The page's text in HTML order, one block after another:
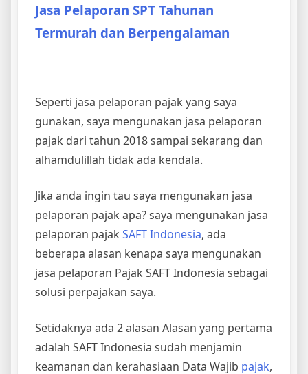
Jasa Pelaporan SPT Tahunan
Termurah dan Berpengalaman
Seperti jasa pelaporan pajak yang saya
gunakan, saya mengunakan jasa pelaporan
pajak dari tahun 2018 sampai sekarang dan
alhamdulillah tidak ada kendala.
Jika anda ingin tau saya mengunakan jasa
pelaporan pajak apa? saya mengunakan jasa
pelaporan pajak SAFT Indonesia, ada
beberapa alasan kenapa saya mengunakan
jasa pelaporan Pajak SAFT Indonesia sebagai
solusi perpajakan saya.
Setidaknya ada 2 alasan Alasan yang pertama
adalah SAFT Indonesia sudah menjamin
keamanan dan kerahasiaan Data Wajib pajak,